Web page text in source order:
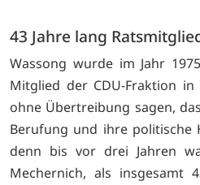
43 Jahre lang
Wassong wurde im Jahr
Mitglied der CDU-Fraktion
ohne Übertreibung sagen,
Berufung und ihre politische
denn bis vor drei Jahren
Mechernich, als insgesamt